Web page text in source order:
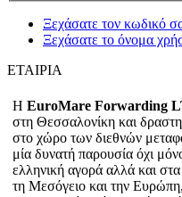
Ξεχάσατε τον κωδικό
Ξεχάσατε το όνομα
ΕΤΑΙΡΙΑ
Η ΕuroMare Forwarding
στη Θεσσαλονίκη και
στο χώρο των διεθνών
μία δυνατή παρουσία όχι
ελληνική αγορά αλλά και
τη Μεσόγειο και την Ευρώπη,